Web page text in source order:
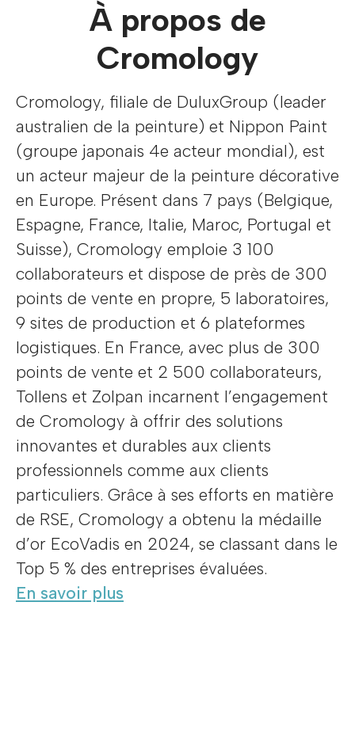
À propos de
Cromology
Cromology, filiale de DuluxGroup (leader
australien de la peinture) et Nippon Paint
(groupe japonais 4e acteur mondial), est
un acteur majeur de la peinture décorative
en Europe. Présent dans 7 pays (Belgique,
Espagne, France, Italie, Maroc, Portugal et
Suisse), Cromology emploie 3 100
collaborateurs et dispose de près de 300
points de vente en propre, 5 laboratoires,
9 sites de production et 6 plateformes
logistiques. En France, avec plus de 300
points de vente et 2 500 collaborateurs,
Tollens et Zolpan incarnent l’engagement
de Cromology à offrir des solutions
innovantes et durables aux clients
professionnels comme aux clients
particuliers. Grâce à ses efforts en matière
de RSE, Cromology a obtenu la médaille
d’or EcoVadis en 2024, se classant dans le
Top 5 % des entreprises évaluées.
En savoir plus